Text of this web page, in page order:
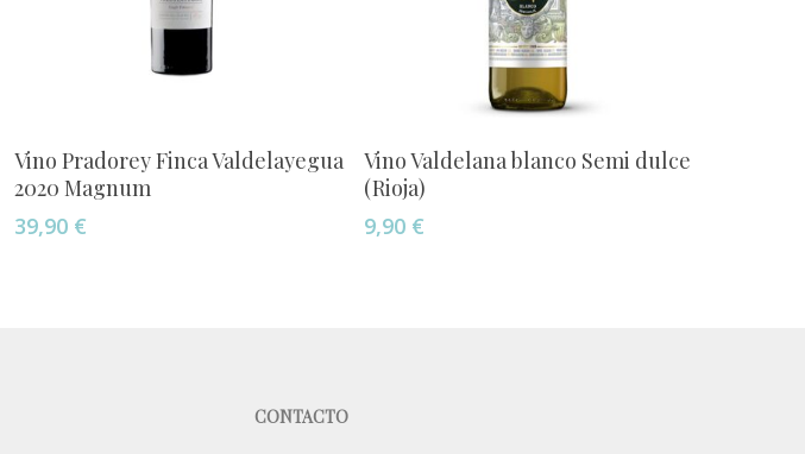
Añadir Al Carrito
Vino Pradorey Finca Valdelayegua
2020 Magnum
39,90 €
Añadir Al Carrito
Vino Valdelana blanco Semi dulce
(Rioja)
9,90 €
CONTACTO